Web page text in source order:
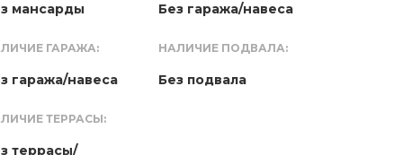
мансарды Без гаража/навеса
ГАРАЖА:
гаража/навеса
НАЛИЧИЕ ПОДВАЛА:
Без подвала
ТЕРРАСЫ:
террасы/